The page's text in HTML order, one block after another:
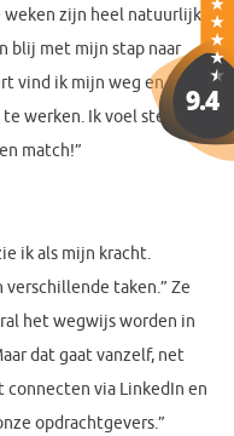
weken zijn heel natuurlijk
blij met mijn stap naar
vind ik mijn weg en hij
werken. Ik voel steun én
match!”
ik als mijn kracht.
verschillende taken.” Ze
het wegwijs worden in
dat gaat vanzelf, net
connecten via LinkedIn en
opdrachtgevers.”